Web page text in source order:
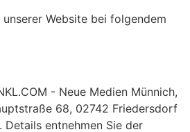
Website bei folgendem
- Neue Medien Münnich,
68, 02742 Friedersdorf
entnehmen Sie der